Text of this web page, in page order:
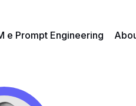
e Prompt Engineering